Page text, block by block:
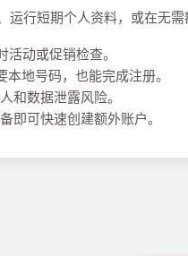
行短期个人资料，或在无需
活动或促销检查。
本地号码，也能完成注册。
和数据泄露风险。
即可快速创建额外账户。